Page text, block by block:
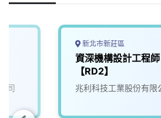
k
n
k
司
新北市新莊區
資深機構設計工程師
【RD2】
兆利科技工業股份有限